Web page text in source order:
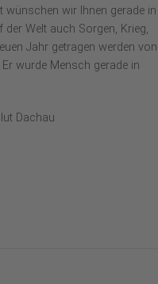
wir Ihnen gerade in
Welt auch Sorgen, Krieg,
Jahr getragen werden von
wurde Mensch gerade in
Dachau